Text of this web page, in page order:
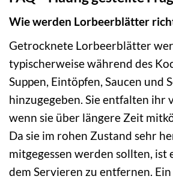
Wie werden Lorbeerblätter
Getrocknete Lorbeerblätter
typischerweise während des
Suppen, Eintöpfen, Saucen und
hinzugegeben. Sie entfalten ihr
wenn sie über längere Zeit
Da sie im rohen Zustand sehr
mitgegessen werden sollten, ist
dem Servieren zu entfernen.